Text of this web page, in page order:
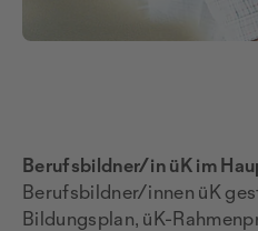
Berufsbildner/in üK im
Berufsbildner/innen üK
Bildungsplan, üK-